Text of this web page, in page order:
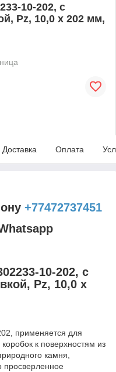
10-202, с
Pz, 10,0 х 202 мм,
Доставка Оплата
+77472737451
10-202, с
Pz, 10,0 х
применяется для
к поверхностям из
камня,
просверленное